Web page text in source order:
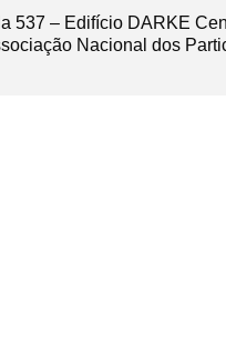
537 – Edifício DARKE
Nacional dos